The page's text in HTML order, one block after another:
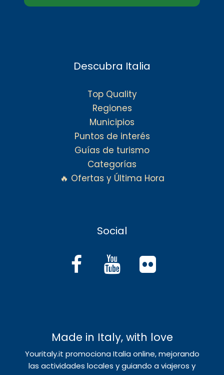
Descubra Italia
Top Quality
Regiones
Municipios
Puntos de interés
Guías de turismo
Categorías
🔥 Ofertas y Última Hora
Social
Made in Italy, with love
Youritaly.it promociona Italia online, mejorando
las actividades locales y guiando a viajeros y